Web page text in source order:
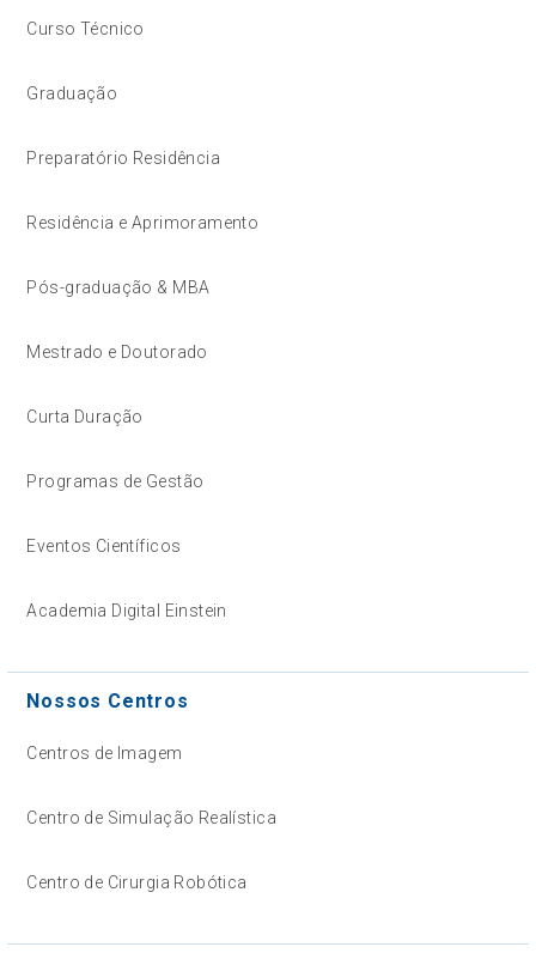
Curso Técnico
Graduação
Preparatório Residência
Residência e Aprimoramento
Pós-graduação & MBA
Mestrado e Doutorado
Curta Duração
Programas de Gestão
Eventos Científicos
Academia Digital Einstein
Nossos Centros
Centros de Imagem
Centro de Simulação Realística
Centro de Cirurgia Robótica